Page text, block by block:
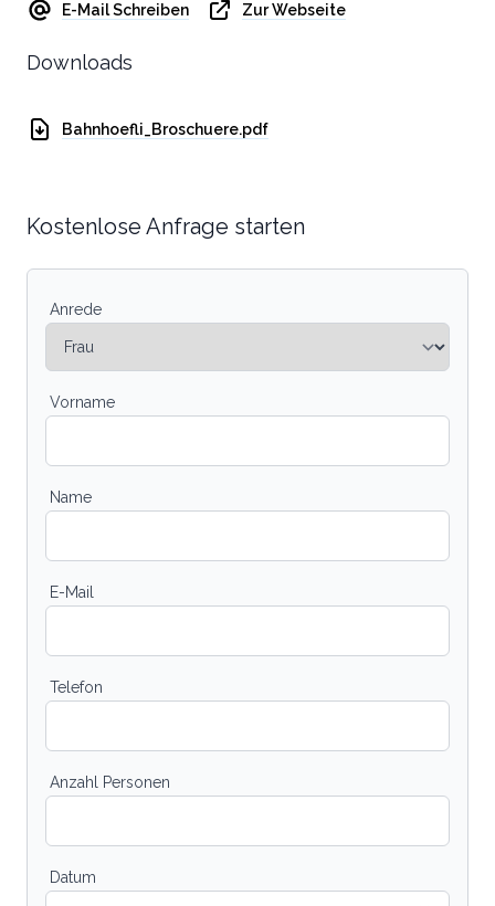
E-Mail Schreiben Zur Webseite
Downloads
Bahnhoefli_Broschuere.pdf
Kostenlose Anfrage starten
Anrede
Vorname
Name
E-Mail
Telefon
Anzahl Personen
Datum